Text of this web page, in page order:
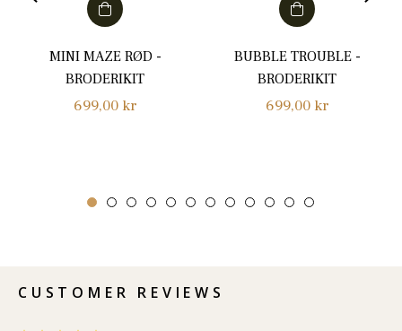
MINI MAZE RØD -
BRODERIKIT
Normalpris
699,00 kr
BUBBLE TROUBLE -
BRODERIKIT
Normalpris
699,00 kr
CUSTOMER REVIEWS